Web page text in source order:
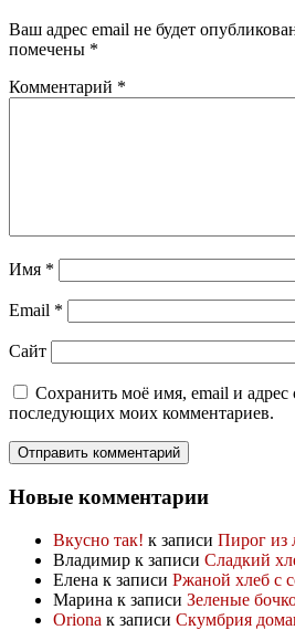
Ваш адрес email не будет
помечены *
Комментарий *
Имя *
Email *
Сайт
Сохранить моё имя, email и адрес
последующих моих комментариев.
Новые комментарии
Вкусно так! к записи Пирог из
Владимир к записи Сладкий
Елена к записи Ржаной хлеб с
Марина к записи Зеленые
Oriona к записи Скумбрия